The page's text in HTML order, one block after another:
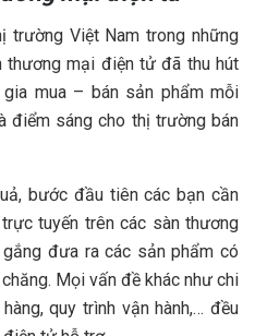
trường Việt Nam trong những
thương mại điện tử đã thu hút
mua – bán sản phẩm mỗi
điểm sáng cho thị trường bán
bước đầu tiên các bạn cần
tuyến trên các sàn thương
đưa ra các sản phẩm có
Mọi vấn đề khác như chi
quy trình vận hành,… đều